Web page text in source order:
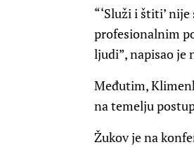
“‘Služi i štiti’
profesionalnim
ljudi”, napisao je
Međutim,
na temelju
Žukov je na